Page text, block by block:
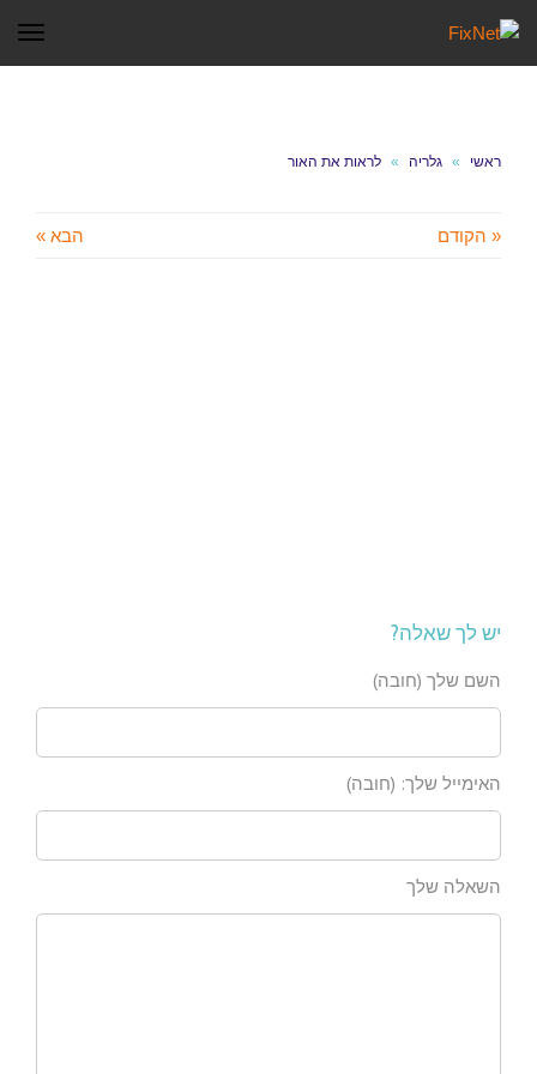
ראשי » גלריה » לראות את האור
« הקודם הבא »
יש לך שאלה?
השם שלך (חובה)
האימייל שלך: (חובה)
השאלה שלך